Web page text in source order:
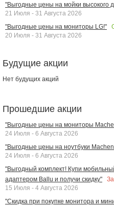
"Выгодные цены на мойки высокого
21 Июля - 31 Августа 2026
"Выгодные цены на мониторы LG!"
20 Июля - 31 Августа 2026
Будущие акции
Нет будущих акций
Прошедшие акции
"Выгодные цены на мониторы
24 Июля - 6 Августа 2026
"Выгодные цены на ноутбуки
24 Июля - 6 Августа 2026
"Выгодный комплект! Купи
адаптером Ballu и получи скидку"
15 Июля - 4 Августа 2026
"Скидка при покупке монитора и